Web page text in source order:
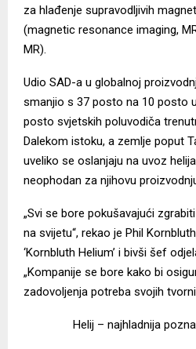
za hlađenje supravodljivih
(magnetic resonance imaging,
MR).
Udio SAD-a u globalnoj
smanjio s 37 posto na 10 posto
posto svjetskih poluvodiča
Dalekom istoku, a zemlje poput
uveliko se oslanjaju na uvoz
neophodan za njihovu
„Svi se bore pokušavajući
na svijetu“, rekao je Phil
‘Kornbluth Helium’ i bivši šef
„Kompanije se bore kako bi
zadovoljenja potreba svojih
Helij – najhladnija